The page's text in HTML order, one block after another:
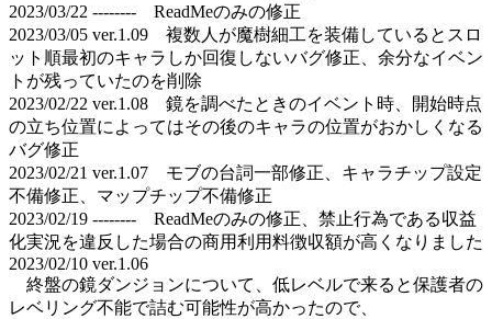
2023/03/22 -------- ReadMeのみの修正
2023/03/05 ver.1.09 複数人が魔樹細工を装備しているとスロ
ット順最初のキャラしか回復しないバグ修正、余分なイベン
トが残っていたのを削除
2023/02/22 ver.1.08 鏡を調べたときのイベント時、開始時点
の立ち位置によってはその後のキャラの位置がおかしくなる
バグ修正
2023/02/21 ver.1.07 モブの台詞一部修正、キャラチップ設定
不備修正、マップチップ不備修正
2023/02/19 -------- ReadMeのみの修正、禁止行為である収益
化実況を違反した場合の商用利用料徴収額が高くなりました
2023/02/10 ver.1.06
終盤の鏡ダンジョンについて、低レベルで来ると保護者の
レベリング不能で詰む可能性が高かったので、